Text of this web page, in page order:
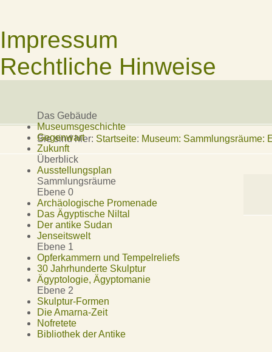
Impressum
Rechtliche Hinweise
Das Gebäude
Museumsgeschichte
Gegenwart
Zukunft
Überblick
Ausstellungsplan
Sammlungsräume
Ebene 0
Archäologische Promenade
Das Ägyptische Niltal
Der antike Sudan
Jenseitswelt
Ebene 1
Opferkammern und Tempelreliefs
30 Jahrhunderte Skulptur
Ägyptologie, Ägyptomanie
Ebene 2
Skulptur-Formen
Die Amarna-Zeit
Nofretete
Bibliothek der Antike
Sie sind hier: Startseite: Museum: Sammlungsräume: